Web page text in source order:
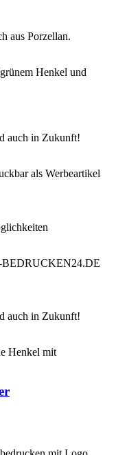
aus Porzellan.
auch in Zukunft!
auch in Zukunft!